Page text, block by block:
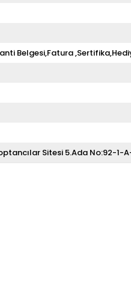
Belgesi,Fatura
Sitesi 5.Ada No:92-1-